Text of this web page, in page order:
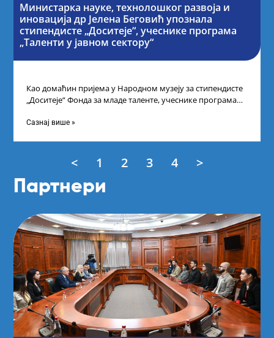
Министарка науке, технолошког развоја и
иновација др Јелена Беговић упознала
стипендисте „Доситеје“, учеснике програма
„Таленти у јавном сектору“
Као домаћин пријема у Народном музеју за стипендисте
„Доситеје“ Фонда за младе таленте, учеснике програма
Сазнај више »
< 1 2 3 4 >
Партнери